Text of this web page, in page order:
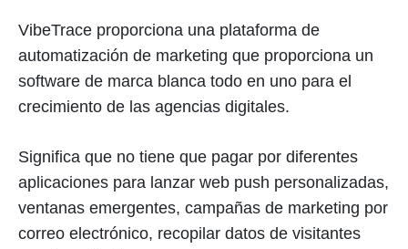
VibeTrace proporciona una plataforma de
automatización de marketing que proporciona un
software de marca blanca todo en uno para el
crecimiento de las agencias digitales.
Significa que no tiene que pagar por diferentes
aplicaciones para lanzar web push personalizadas,
ventanas emergentes, campañas de marketing por
correo electrónico, recopilar datos de visitantes